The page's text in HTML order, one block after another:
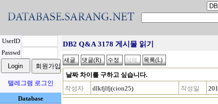
UserID
Passwd
텔레그램 로그인
Database
DB2 Q&A 3178 게시물 읽기
날짜 차이를 구하고 싶습니다.
작성자
dlkfjlfj(cion25) 작성일